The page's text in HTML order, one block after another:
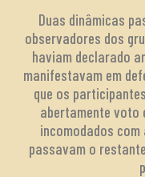
Duas dinâmicas
observadores dos
haviam declarado
manifestavam em
que os
abertamente voto
incomodados
passavam o